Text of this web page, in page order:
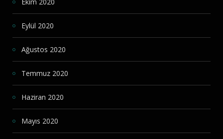
Eylül 2020
Ağustos 2020
Temmuz 2020
Haziran 2020
Mayıs 2020